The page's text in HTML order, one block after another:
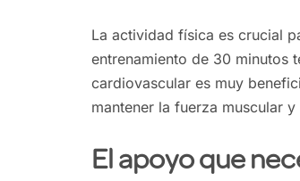
La actividad física es crucial
entrenamiento de 30 minutos
cardiovascular es muy
mantener la fuerza muscular
El apoyo que